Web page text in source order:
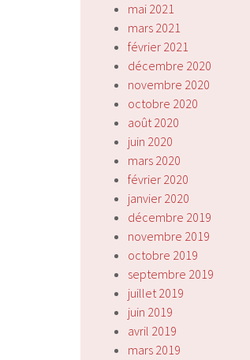
mai 2021
mars 2021
février 2021
décembre 2020
novembre 2020
octobre 2020
août 2020
juin 2020
mars 2020
février 2020
janvier 2020
décembre 2019
novembre 2019
octobre 2019
septembre 2019
juillet 2019
juin 2019
avril 2019
mars 2019